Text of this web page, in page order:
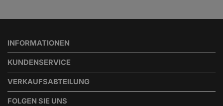
INFORMATIONEN
KUNDENSERVICE
VERKAUFSABTEILUNG
FOLGEN SIE UNS